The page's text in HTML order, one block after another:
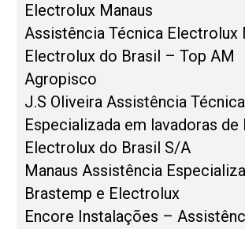
Electrolux Manaus
Assistência Técnica Electrolux
Electrolux do Brasil – Top AM
Agropisco
J.S Oliveira Assistência Técnica
Especializada em lavadoras de
Electrolux do Brasil S/A
Manaus Assistência
Brastemp e Electrolux
Encore Instalações –